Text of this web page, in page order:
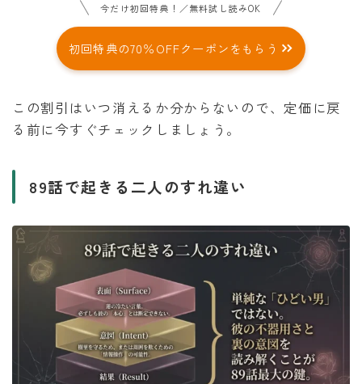
今だけ初回特典！／無料試し読みOK
初回特典の70％OFFクーポンをもらう
この割引はいつ消えるか分からないので、定価に戻
る前に今すぐチェックしましょう。
89話で起きる二人のすれ違い